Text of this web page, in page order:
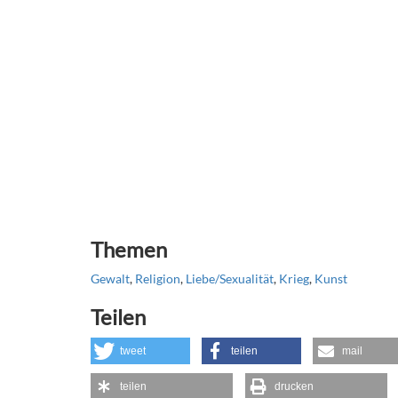
Themen
Gewalt, Religion, Liebe/Sexualität, Krieg, Kunst
Teilen
tweet teilen mail
teilen drucken